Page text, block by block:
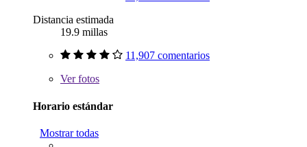
Distancia estimada
19.9 millas
11,907 comentarios
Verfotos
Horario estándar
Mostrar todas